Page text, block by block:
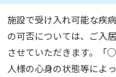
施設で受け入れ可能な疾
の可否については、ご入
させていただきます。「
人様の心身の状態等によ